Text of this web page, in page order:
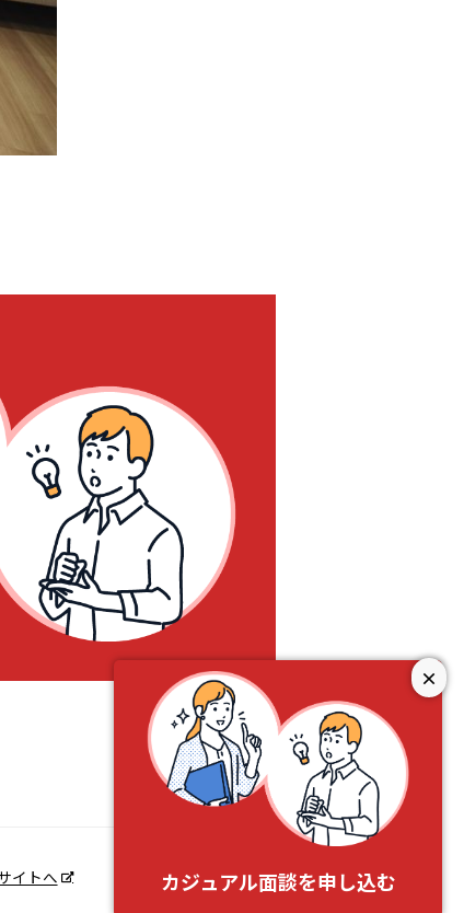
×
カジュアル面談を申し込む
イトへ